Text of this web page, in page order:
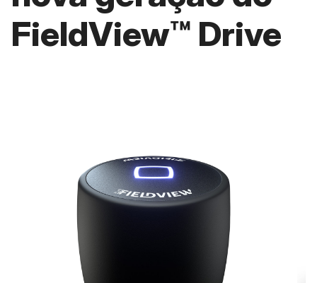
FieldView™ Drive